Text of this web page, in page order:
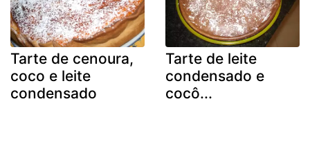
Tarte de cenoura,
coco e leite
condensado
Tarte de leite
condensado e
cocô...